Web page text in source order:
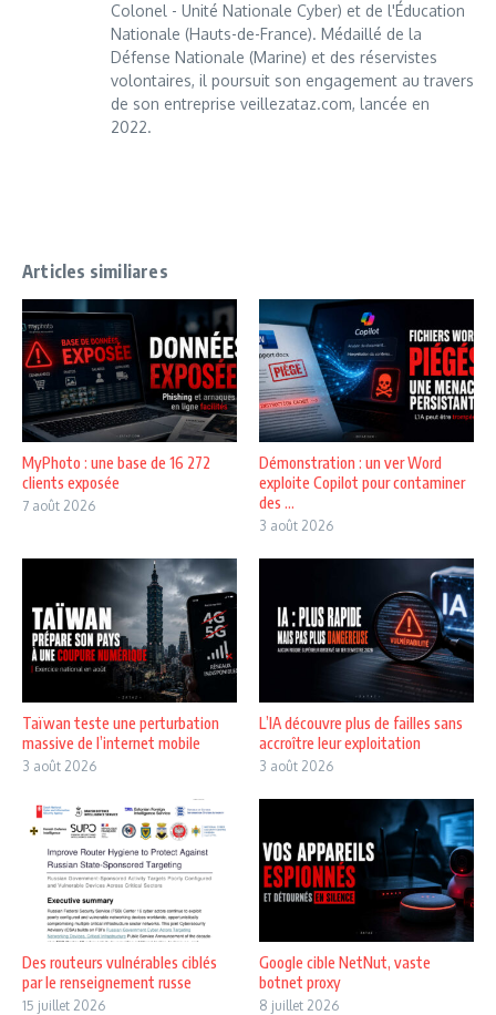
Colonel - Unité Nationale Cyber) et de l'Éducation
Nationale (Hauts-de-France). Médaillé de la
Défense Nationale (Marine) et des réservistes
volontaires, il poursuit son engagement au travers
de son entreprise veillezataz.com, lancée en
2022.
Articles similiares
MyPhoto : une base de 16 272
clients exposée
7 août 2026
Démonstration : un ver Word
exploite Copilot pour contaminer
des ...
3 août 2026
Taïwan teste une perturbation
massive de l’internet mobile
3 août 2026
L’IA découvre plus de failles sans
accroître leur exploitation
3 août 2026
Des routeurs vulnérables ciblés
par le renseignement russe
15 juillet 2026
Google cible NetNut, vaste
botnet proxy
8 juillet 2026